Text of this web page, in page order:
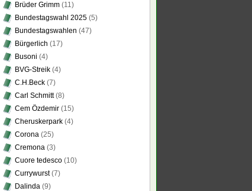
Brüder Grimm (11)
Bundestagswahl 2025 (5)
Bundestagswahlen (47)
Bürgerlich (17)
Busoni (4)
BVG-Streik (4)
C.H.Beck (7)
Carl Schmitt(8)
Cem Özdemir (15)
Cheruskerpark (4)
Corona (25)
Cremona (3)
Cuore tedesco (10)
Currywurst(7)
Dalinda (9)